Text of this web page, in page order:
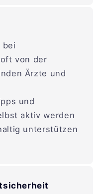
bei
von der
Ärzte und
und
aktiv werden
unterstützen